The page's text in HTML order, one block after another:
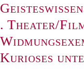
. Theater/
Kurioses